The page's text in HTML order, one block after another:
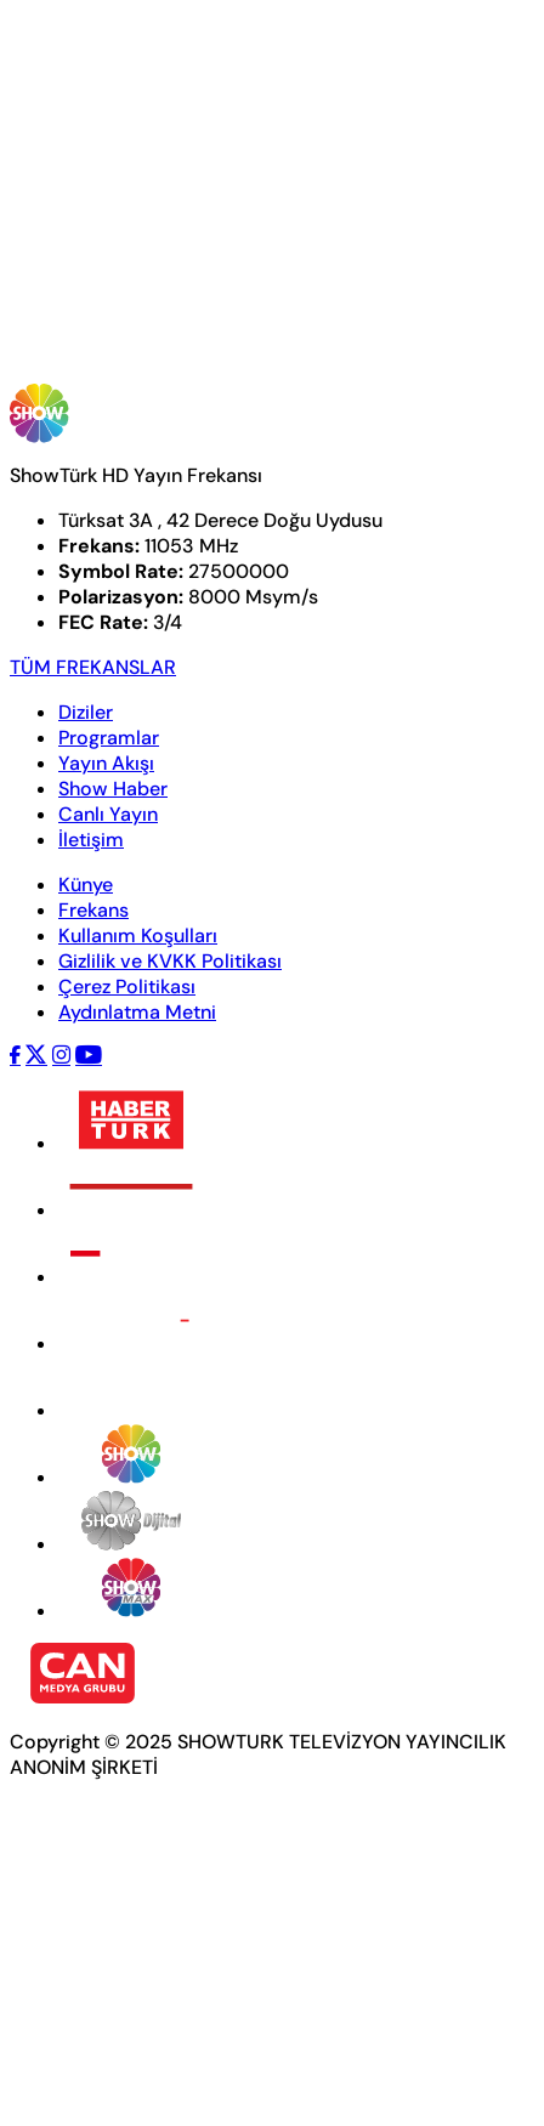
ShowTürk HD Yayın Frekansı
Türksat 3A , 42 Derece Doğu Uydusu
Frekans:11053 MHz
Symbol Rate: 27500000
Polarizasyon: 8000 Msym/s
FEC Rate: 3/4
TÜM FREKANSLAR
Diziler
Programlar
Yayın Akışı
Show Haber
Canlı Yayın
İletişim
Künye
Frekans
Kullanım Koşulları
Gizlilik ve KVKK Politikası
Çerez Politikası
Aydınlatma Metni
Copyright © 2025 SHOWTURK TELEVİZYON YAYINCILIK
ANONİM ŞİRKETİ